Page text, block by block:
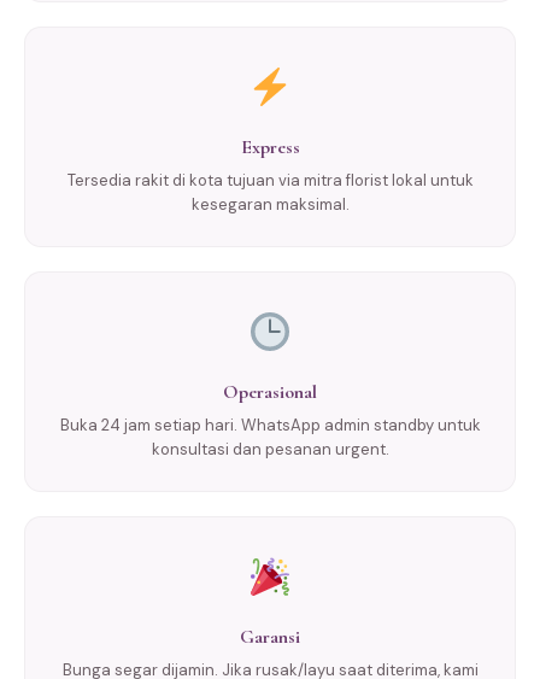
Express
Tersedia rakit di kota tujuan via mitra florist lokal untuk
kesegaran maksimal.
Operasional
Buka 24 jam setiap hari. WhatsApp admin standby untuk
konsultasi dan pesanan urgent.
Garansi
Bunga segar dijamin. Jika rusak/layu saat diterima, kami